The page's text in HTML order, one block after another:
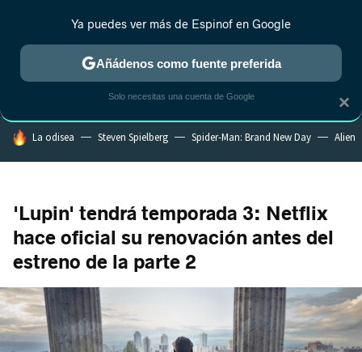
MENÚ NUEVO
ESTRENOS REALITY ANIME RANKINGS CINE
HOY SE HABLA DE
La odisea Steven Spielberg Spider-Man: Brand New Day Alien
'Lupin' tendrá temporada 3: Netflix
hace oficial su renovación antes del
estreno de la parte 2
×
Ya puedes ver más de Espinof en Google
Añádenos como fuente preferida
Solo necesitas una cuenta de Google